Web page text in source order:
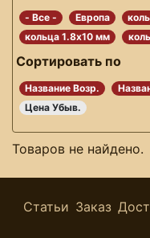
- Все - Европа
кольца 1.8х10 мм
Сортировать по
Название Возр.
Цена Убыв.
Товаров не найдено.
Статьи Заказ